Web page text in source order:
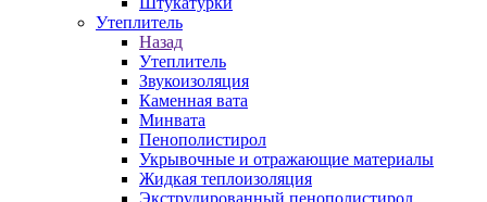
Утеплитель
Назад
Утеплитель
Звукоизоляция
Каменная вата
Минвата
Пенополистирол
Укрывочные и отражающие материалы
Жидкая теплоизоляция
Экструдированный пенополистирол